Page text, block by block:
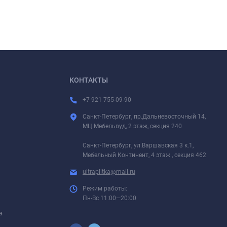
КОНТАКТЫ
+7 921 755-09-90
Санкт-Петербург, пр.Дальневосточный 14,
МЦ Мебельвуд, 2 этаж, секция 240
Санкт-Петербург, ул.Варшавская 3 к.1,
Мебельный Континент, 4 этаж , секция 462
ultraplitka@mail.ru
Режим работы:
Пн-Вс 11:00—20:00